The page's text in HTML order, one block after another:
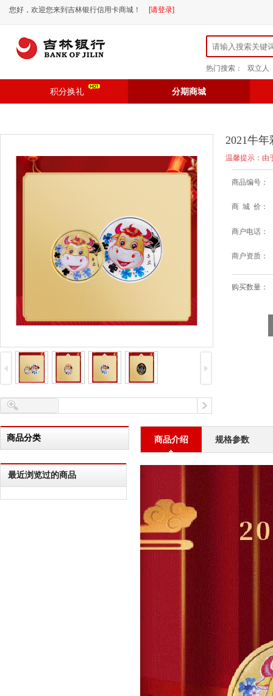
您好，欢迎您来到吉林银行信用卡商城！ [请登录]
热门搜索： 双立人
积分换礼 分期商城
2021牛
温馨提示：由
商品编号：
商 城 价：
商户电话：
商户资质：
购买数量：
商品分类
最近浏览过的商品
商品介绍 规格参数